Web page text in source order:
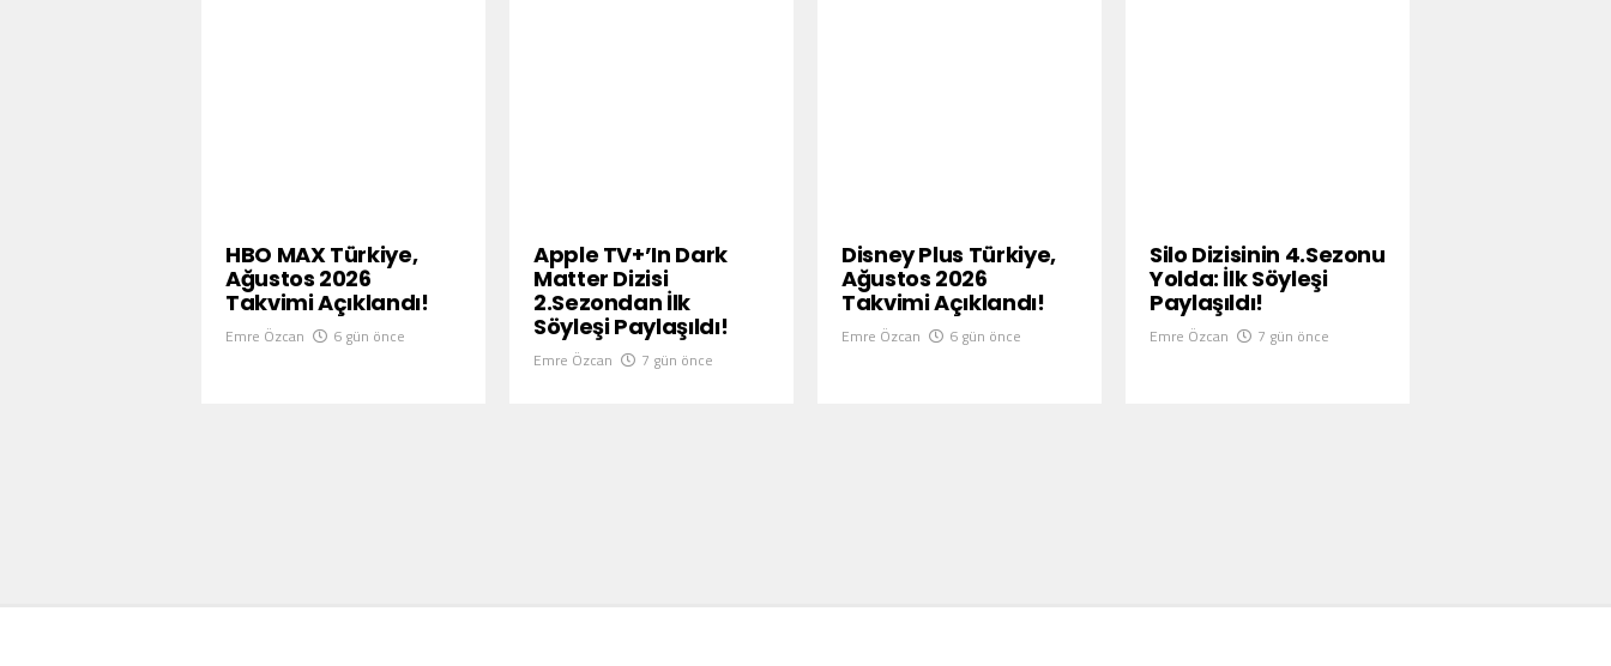
HBO MAX Türkiye,
Ağustos 2026
Takvimi Açıklandı!
Emre Özcan 6 gün önce
Apple TV+’ın Dark
Matter Dizisi
2.Sezondan İlk
Söyleşi Paylaşıldı!
Emre Özcan 7 gün önce
Disney Plus Türkiye,
Ağustos 2026
Takvimi Açıklandı!
Emre Özcan 6 gün önce
Silo Dizisinin 4.Sezonu
Yolda: İlk Söyleşi
Paylaşıldı!
Emre Özcan 7 gün önce